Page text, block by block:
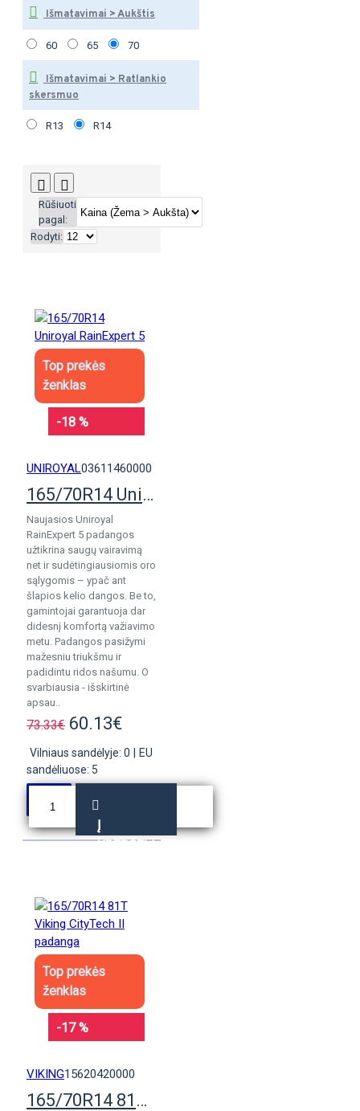
Išmatavimai > Aukštis
60 65 70
Išmatavimai > Ratlankio
skersmuo
R13 R14
Rūšiuoti
pagal:
Rodyti:
Top prekės
ženklas
-18 %
UNIROYAL03611460000
165/70R14 Uniroyal RainExpert 5
Naujasios Uniroyal
RainExpert 5 padangos
užtikrina saugų vairavimą
net ir sudėtingiausiomis oro
sąlygomis – ypač ant
šlapios kelio dangos. Be to,
gamintojai garantuoja dar
didesnį komfortą važiavimo
metu. Padangos pasižymi
mažesniu triukšmu ir
padidintu ridos našumu. O
svarbiausia - išskirtinė
apsau..
73.33€ 60.13€
Vilniaus sandėlyje: 0
EU
sandėliuose: 5
Į
KREPŠELĮ
Top prekės
ženklas
-17 %
VIKING15620420000
165/70R14 81T Viking CityTech II padanga